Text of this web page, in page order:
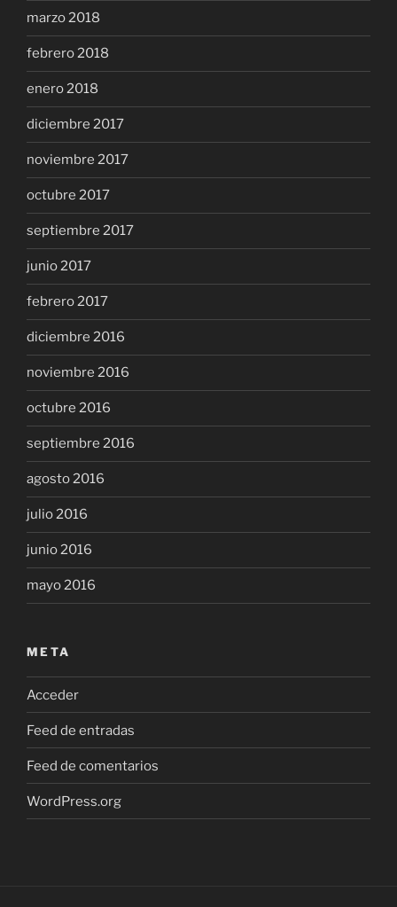
marzo 2018
febrero 2018
enero 2018
diciembre 2017
noviembre 2017
octubre 2017
septiembre 2017
junio 2017
febrero 2017
diciembre 2016
noviembre 2016
octubre 2016
septiembre 2016
agosto 2016
julio 2016
junio 2016
mayo 2016
META
Acceder
Feed de entradas
Feed de comentarios
WordPress.org